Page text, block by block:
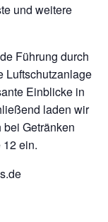
und weitere
Führung durch
Luftschutzanlage
Einblicke in
laden wir
Getränken
ein.